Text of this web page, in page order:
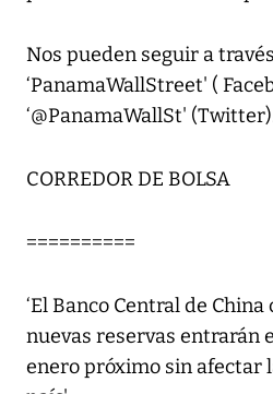
Nos pueden seguir a
‘PanamaWallStreet' (
‘@PanamaWallSt'
CORREDOR DE BOLSA
==========
‘El Banco Central de
nuevas reservas entrarán
enero próximo sin afectar